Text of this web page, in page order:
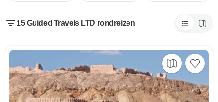
15 Guided Travels LTD rondreizen